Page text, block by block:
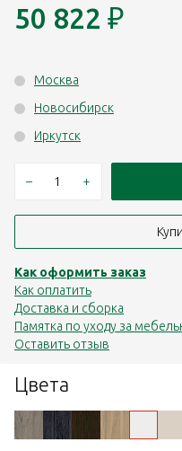
Цвета
50 822 ₽
Москва
Новосибирск
Иркутск
– +
Как оформить заказ
Как оплатить
Доставка и сборка
Памятка по уходу за
Оставить отзыв